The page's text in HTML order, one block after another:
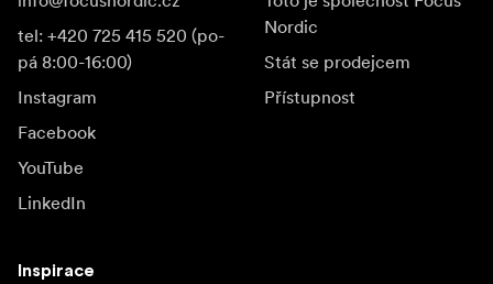
tel: +420 725 415 520 (po-
pá 8:00-16:00)
Instagram
Facebook
YouTube
LinkedIn
Nordic
Stát se prodejcem
Přístupnost
Inspirace